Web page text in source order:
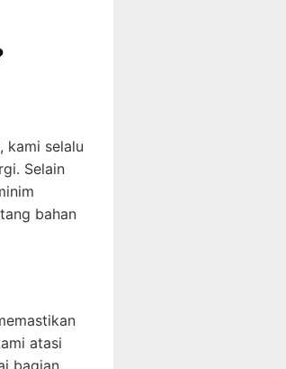
kami selalu
Selain
bahan
atasi
bagian